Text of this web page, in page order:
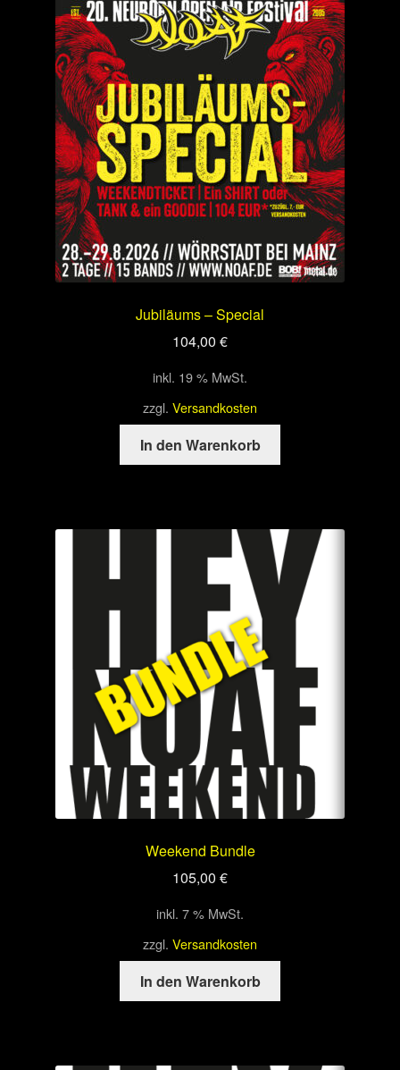
Jubiläums – Special
104,00 €
inkl. 19 % MwSt.
zzgl. Versandkosten
In den Warenkorb
Weekend Bundle
105,00 €
inkl. 7 % MwSt.
zzgl. Versandkosten
In den Warenkorb